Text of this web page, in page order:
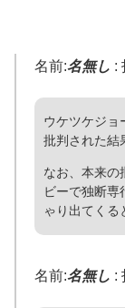
名前:名無し :
ウケツケジョ
批判された結
なお、本来の
ビーで独断専
ゃり出てくる
名前:名無し :